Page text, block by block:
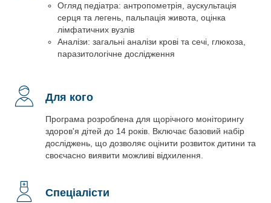
Огляд педіатра: антропометрія, аускультація
серця та легень, пальпація живота, оцінка
лімфатичних вузлів
Аналізи: загальні аналізи крові та сечі, глюкоза,
паразитологічне дослідження
Для кого
Програма розроблена для щорічного моніторингу
здоров'я дітей до 14 років. Включає базовий набір
досліджень, що дозволяє оцінити розвиток дитини та
своєчасно виявити можливі відхилення.
Спеціалісти